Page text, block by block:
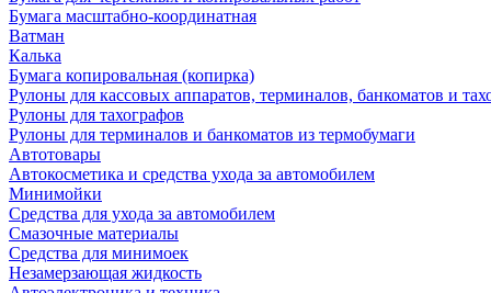
Бумага масштабно-координатная
Ватман
Калька
Бумага копировальная (копирка)
Рулоны для кассовых аппаратов, терминалов, банкоматов и
Рулоны для тахографов
Рулоны для терминалов и банкоматов из термобумаги
Автотовары
Автокосметика и средства ухода за автомобилем
Минимойки
Средства для ухода за автомобилем
Смазочные материалы
Средства для минимоек
Незамерзающая жидкость